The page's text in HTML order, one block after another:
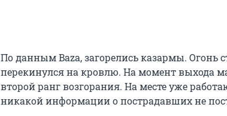
По данным Baza, загорелись казармы. Огонь
перекинулся на кровлю. На момент выхода
второй ранг возгорания. На месте уже
никакой информации о пострадавших не